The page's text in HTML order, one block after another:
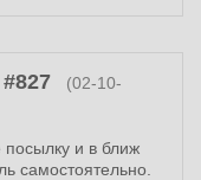
(02-10-
и в ближ
самостоятельно.